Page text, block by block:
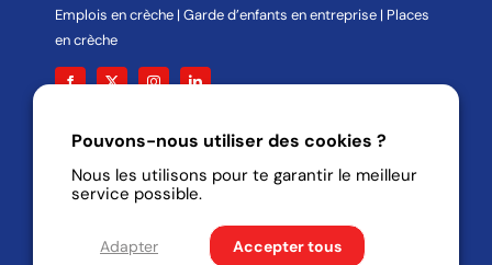
Emplois en crèche | Garde d’enfants en entreprise | Places
en crèche
info@friends-of-education.com
services for education GmbH
Hechtgraben 6 – 8
Pouvons-nous utiliser des cookies ?
Nous les utilisons pour te garantir le meilleur
service possible.
Adapter Accepter tous